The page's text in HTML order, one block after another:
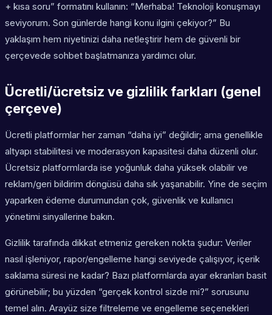
+ kısa soru” formatını kullanın: “Merhaba! Teknoloji konuşmayı
seviyorum. Son günlerde hangi konu ilgini çekiyor?” Bu
yaklaşım hem niyetinizi daha netleştirir hem de güvenli bir
çerçevede sohbet başlatmanıza yardımcı olur.
Ücretli/ücretsiz ve gizlilik farkları (genel
çerçeve)
Ücretli platformlar her zaman “daha iyi” değildir; ama genellikle
altyapı stabilitesi ve moderasyon kapasitesi daha düzenli olur.
Ücretsiz platformlarda ise yoğunluk daha yüksek olabilir ve
reklam/geri bildirim döngüsü daha sık yaşanabilir. Yine de seçim
yaparken ödeme durumundan çok, güvenlik ve kullanıcı
yönetimi sinyallerine bakın.
Gizlilik tarafında dikkat etmeniz gereken nokta şudur: Veriler
nasıl işleniyor, rapor/engelleme hangi seviyede çalışıyor, içerik
saklama süresi ne kadar? Bazı platformlarda ayar ekranları basit
görünebilir; bu yüzden “gerçek kontrol sizde mi?” sorusunu
temel alın. Arayüz size filtreleme ve engelleme seçenekleri